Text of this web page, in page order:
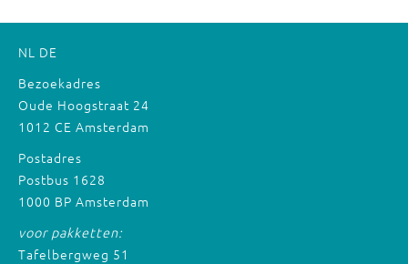
NL DE
Bezoekadres
Oude Hoogstraat 24
1012 CE Amsterdam
Postadres
Postbus 1628
1000 BP Amsterdam
voor pakketten:
Tafelbergweg 51